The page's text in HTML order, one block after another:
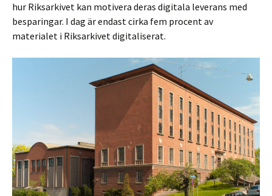
hur Riksarkivet kan motivera deras digitala leverans med
besparingar. I dag är endast cirka fem procent av
materialet i Riksarkivet digitaliserat.